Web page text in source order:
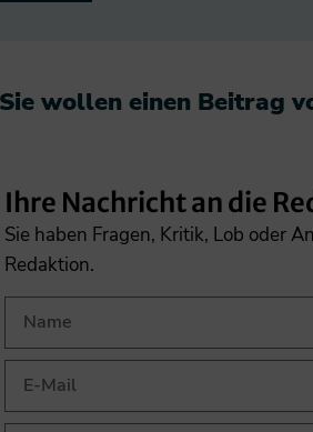
Sie wollen einen Beitrag
Ihre Nachricht an die
Sie haben Fragen, Kritik, Lob oder
Redaktion.